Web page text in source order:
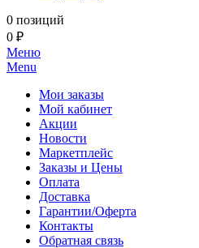
0 позиций
0 ₽
Меню
Menu
Мои заказы
Мой кабинет
Акции
Новости
Маркетплейс
Заказы и Цены
Оплата
Доставка
Гарантии/Оферта
Контакты
Обратная связь